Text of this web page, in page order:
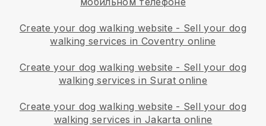
Create your dog walking website - Sell your dog
walking services in Coventry online
Create your dog walking website - Sell your dog
walking services in Surat online
Create your dog walking website - Sell your dog
walking services in Jakarta online